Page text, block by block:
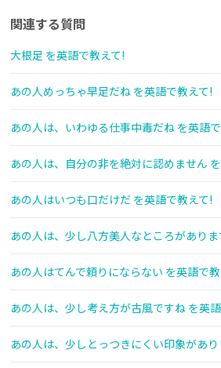
関連する質問
大根足 を英語で教えて!
あの人めっちゃ早足だね を英語で教えて!
あの人は、いわゆる仕事中毒だね を英語
あの人は、自分の非を絶対に認めません
あの人はいつも口だけだ を英語で教えて!
あの人は、少し八方美人なところがあり
あの人はてんで頼りにならない を英語で
あの人は、少し考え方が古風ですね を英
あの人は、少しとっつきにくい印象があ